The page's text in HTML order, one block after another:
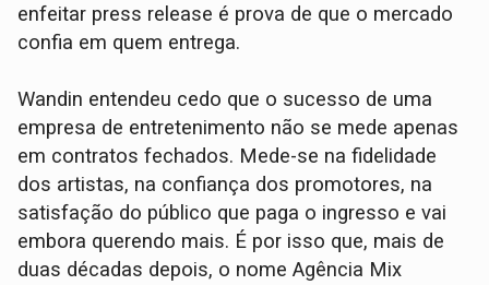
enfeitar press release é prova de que o mercado
confia em quem entrega.
Wandin entendeu cedo que o sucesso de uma
empresa de entretenimento não se mede apenas
em contratos fechados. Mede-se na fidelidade
dos artistas, na confiança dos promotores, na
satisfação do público que paga o ingresso e vai
embora querendo mais. É por isso que, mais de
duas décadas depois, o nome Agência Mix